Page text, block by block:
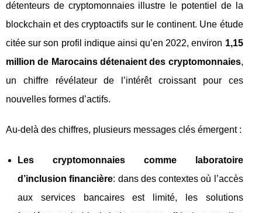
détenteurs de cryptomonnaies illustre le potentiel de la
blockchain et des cryptoactifs sur le continent. Une étude
citée sur son profil indique ainsi qu’en 2022, environ 1,15
million de Marocains détenaient des cryptomonnaies,
un chiffre révélateur de l’intérêt croissant pour ces
nouvelles formes d’actifs.
Au-delà des chiffres, plusieurs messages clés émergent :
Les cryptomonnaies comme laboratoire
d’inclusion financière: dans des contextes où l’accès
aux services bancaires est limité, les solutions